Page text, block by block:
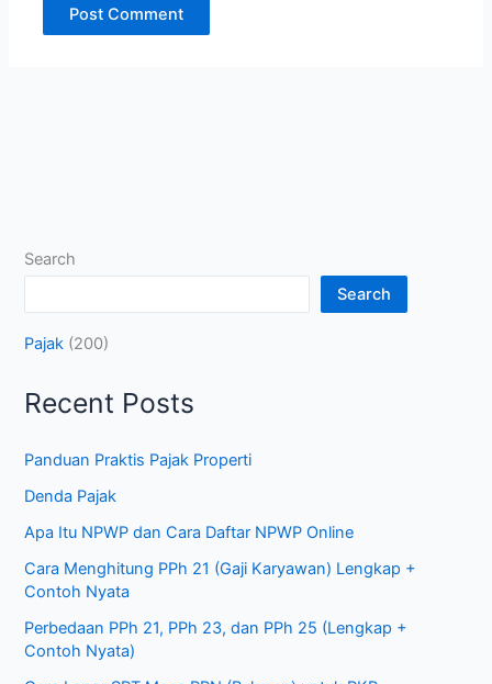
Search
Search
Pajak (200)
Recent Posts
Panduan Praktis Pajak Properti
Denda Pajak
Apa Itu NPWP dan Cara Daftar NPWP Online
Cara Menghitung PPh 21 (Gaji Karyawan) Lengkap +
Contoh Nyata
Perbedaan PPh 21, PPh 23, dan PPh 25 (Lengkap +
Contoh Nyata)